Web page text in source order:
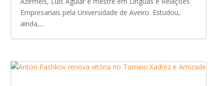
Empresariais pela Universidade de Aveiro. Estudou,
ainda,...